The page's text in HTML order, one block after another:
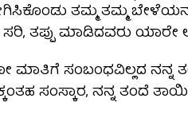
ತಮ್ಮ ತಮ್ಮ
ತಪ್ಪು ಮಾಡಿದವರು ಯಾರೇ
ಮಾತಿಗೆ ಸಂಬಂಧವಿಲ್ಲದ ನನ್ನ
ಸಂಸ್ಕಾರ, ನನ್ನ ತಂದೆ